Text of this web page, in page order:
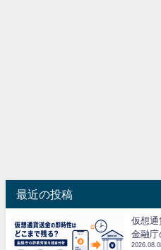
最近の投稿
仮想通
金融庁